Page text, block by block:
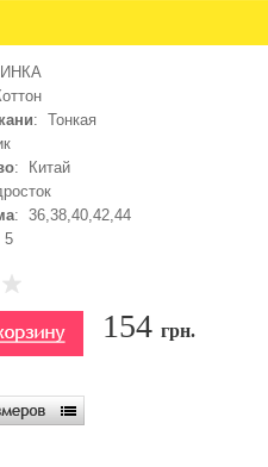
: Тонкая
: Китай
: 36,38,40,42,44
154 грн.